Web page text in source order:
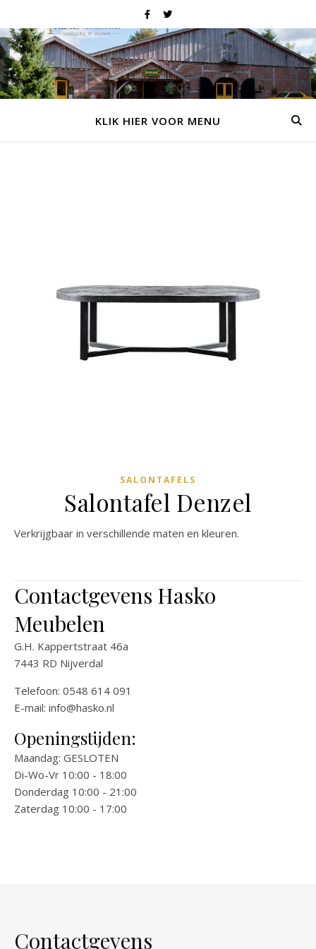
KLIK HIER VOOR MENU
SALONTAFELS
Salontafel Denzel
Verkrijgbaar in verschillende maten en kleuren.
Contactgevens Hasko
Meubelen
G.H. Kappertstraat 46a
7443 RD Nijverdal
Telefoon: 0548 614 091
E-mail: info@hasko.nl
Openingstijden:
Maandag: GESLOTEN
Di-Wo-Vr 10:00 - 18:00
Donderdag 10:00 - 21:00
Zaterdag 10:00 - 17:00
Contactgevens